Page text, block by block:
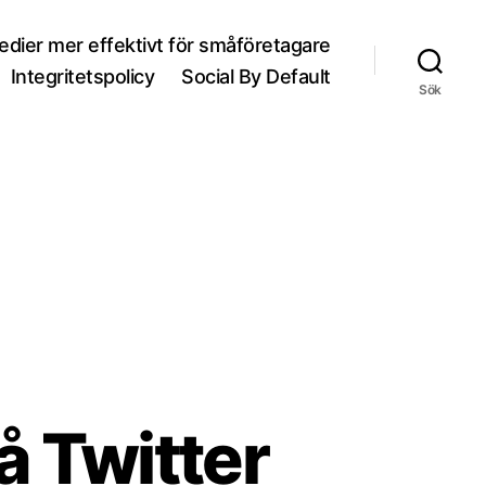
mer effektivt för småföretagare
Integritetspolicy Social By Default
Sök
Twitter